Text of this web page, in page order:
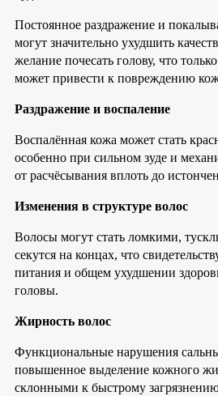
Постоянное раздражение и
могут значительно ухудшить
желание почесать голову, что
может привести к повреждению
Раздражение и воспаление
Воспалённая кожа может стать
особенно при сильном зуде и
от расчёсывания вплоть до
Изменения в структуре волос
Волосы могут стать ломкими,
секутся на концах, что
питания и общем ухудшении
головы.
Жирность волос
Функциональные нарушения
повышенное выделение кожного
склонными к быстрому